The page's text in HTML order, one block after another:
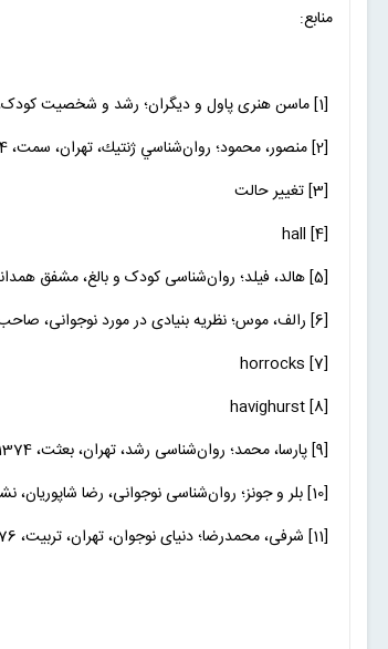
منابع:
[1] ماسن هنری پاول و دیگران؛ رشد و شخصیت کودک، مهشید یاسایی، تهران، نشر مرکز، 1368، ص 634.
[2] منصور، محمود؛ روان‌‌شناسي ژنتيك، تهران، سمت، 1384، چاپ ششم، ص 195.
[3] تغییر حالت
[4] hall
[5] هالد، فیلد؛ روان‌شناسی کودک و بالغ، مشفق همدانی، صفی علیشاه، 1356، ص 295 تا 306.
[6] رالف، موس؛ نظریه بنیادی در مورد نوجوانی، صاحب‌الزمانی و دیگران، عطایی، 1357، ص 10.
[7] horrocks
[8] havighurst
[9] پارسا، محمد؛ روان‌شناسی رشد، تهران، بعثت، 1374، ص 214.
[10] بلر و جونز؛ روان‌شناسی نوجوانی، رضا شاپوریان، نشر تهران، 1375، ص 14.
[11] شرفی، محمدرضا؛ دنیای نوجوان، تهران، تربیت، 1376، چاپ چهارم، ص 47.